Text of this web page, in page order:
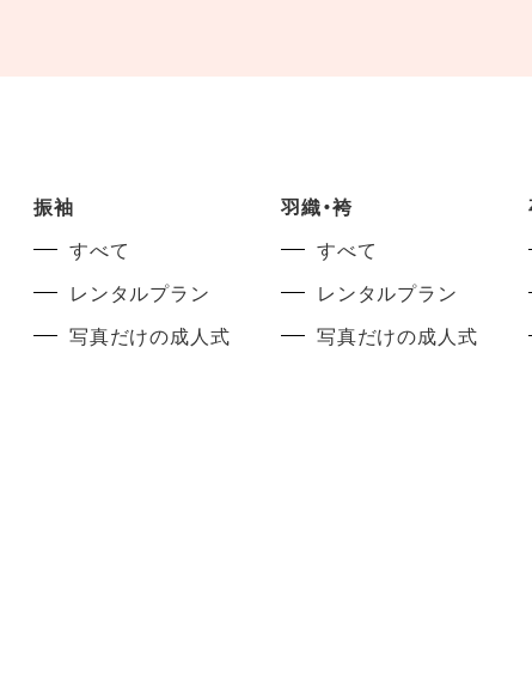
振袖
すべて
レンタルプラン
写真だけの成人式
羽織・袴
すべて
レンタルプラン
写真だけの成人式